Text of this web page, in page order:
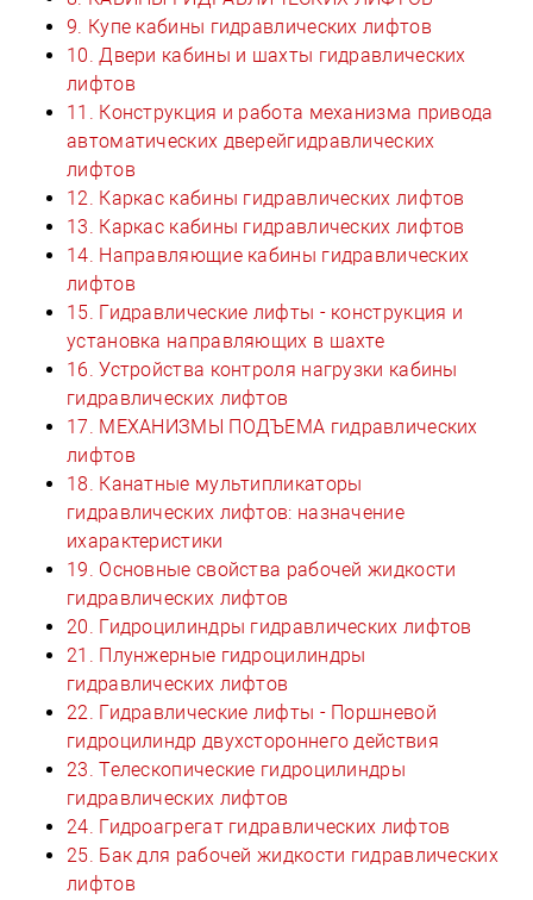
9. Купе кабины гидравлических лифтов
10. Двери кабины и шахты гидравлических
лифтов
11. Конструкция и работа механизма привода
автоматических дверейгидравлических
лифтов
12. Каркас кабины гидравлических лифтов
13. Каркас кабины гидравлических лифтов
14. Направляющие кабины гидравлических
лифтов
15. Гидравлические лифты - конструкция и
установка направляющих в шахте
16. Устройства контроля нагрузки кабины
гидравлических лифтов
17. МЕХАНИЗМЫ ПОДЪЕМА гидравлических
лифтов
18. Канатные мультипликаторы
гидравлических лифтов: назначение
ихарактеристики
19. Основные свойства рабочей жидкости
гидравлических лифтов
20. Гидроцилиндры гидравлических лифтов
21. Плунжерные гидроцилиндры
гидравлических лифтов
22. Гидравлические лифты - Поршневой
гидроцилиндр двухстороннего действия
23. Телескопические гидроцилиндры
гидравлических лифтов
24. Гидроагрегат гидравлических лифтов
25. Бак для рабочей жидкости гидравлических
лифтов